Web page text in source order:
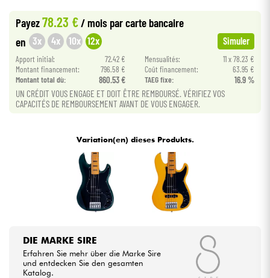
Kabel & Zubehöre
HiFi
Bundle
Payez78.23 €/ mois par carte bancaire
en 3x 4x 10x 12x Simuler
Apport initial: 72.42 € Mensualités:
11 x 78.23 €
Montant financement:
796.58 € Coût financement:
63.95 €
Montant total dù:
860.53 € TAEG fixe: 16.9 %
UN CRÉDIT VOUS ENGAGE ET DOIT ÊTRE REMBOURSÉ. VÉRIFIEZ VOS
CAPACITÉS DE REMBOURSEMENT AVANT DE VOUS ENGAGER.
Variation(en) dieses Produkts.
DIE MARKE SIRE
Erfahren Sie mehr über die Marke Sire
und entdecken Sie den gesamten
Katalog.